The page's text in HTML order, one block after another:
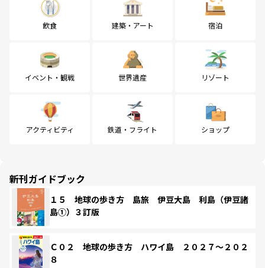
飲食 建築・アート 宿泊
イベント・観戦 世界遺産 リゾート
アクティビティ 鉄道・フライト ショップ
新刊ガイドブック
１５ 地球の歩き方 島旅 伊豆大島 利島（伊豆諸
島①）３訂版
Ｃ０２ 地球の歩き方 ハワイ島 ２０２７～２０２
８